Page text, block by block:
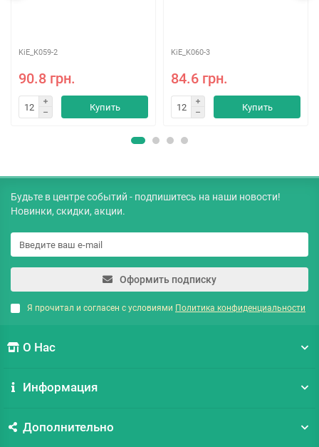
KiE_K059-2
90.8 грн.
Купить
KiE_K060-3
84.6 грн.
Купить
Будьте в центре событий - подпишитесь на наши новости!
Новинки, скидки, акции.
Оформить подписку
Я прочитал и согласен с условиями Политика конфиденциальности
О Нас
Информация
Дополнительно